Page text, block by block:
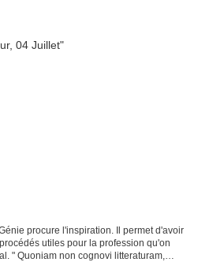
procure l'inspiration. Il permet d'avoir
utiles pour la profession qu'on
" Quoniam non cognovi litteraturam,